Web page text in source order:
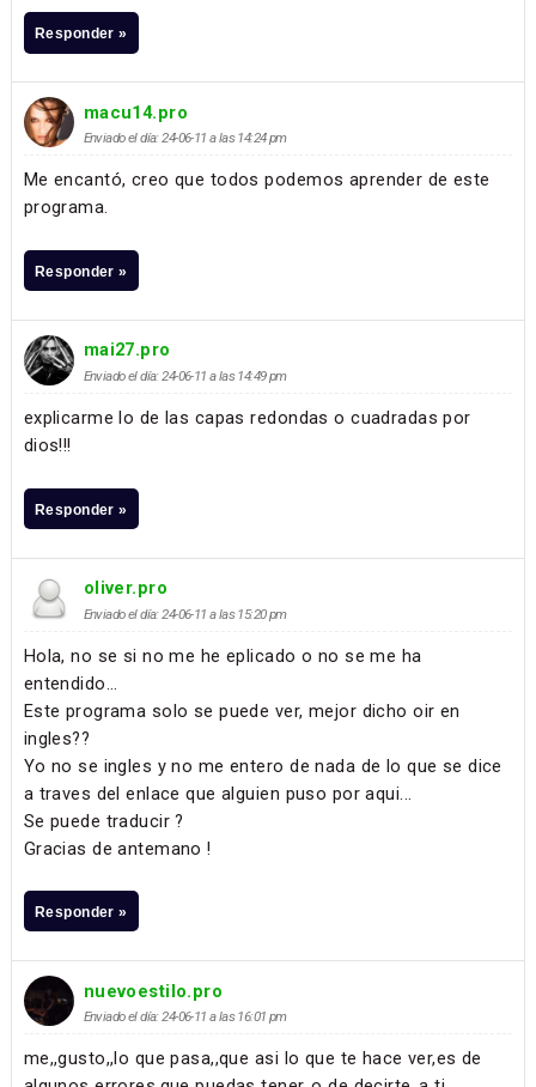
Responder »
macu14.pro
Enviado el día: 24-06-11 a las 14:24 pm
Me encantó, creo que todos podemos aprender de este
programa.
Responder »
mai27.pro
Enviado el día: 24-06-11 a las 14:49 pm
explicarme lo de las capas redondas o cuadradas por
dios!!!
Responder »
oliver.pro
Enviado el día: 24-06-11 a las 15:20 pm
Hola, no se si no me he eplicado o no se me ha
entendido...
Este programa solo se puede ver, mejor dicho oir en
ingles??
Yo no se ingles y no me entero de nada de lo que se dice
a traves del enlace que alguien puso por aqui...
Se puede traducir ?
Gracias de antemano !
Responder »
nuevoestilo.pro
Enviado el día: 24-06-11 a las 16:01 pm
me,,gusto,,lo que pasa,,que asi lo que te hace ver,es de